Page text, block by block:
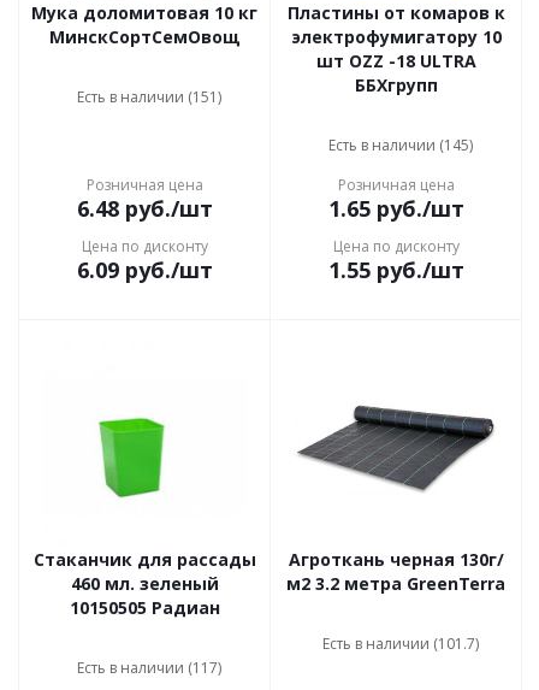
Мука доломитовая 10 кг
МинскСортСемОвощ
Есть в наличии (151)
Розничная цена
6.48руб./шт
Цена по дисконту
6.09руб./шт
Пластины от комаров к
электрофумигатору 10
шт OZZ -18 ULTRA
ББХгрупп
Есть в наличии (145)
Розничная цена
1.65руб./шт
Цена по дисконту
1.55руб./шт
Стаканчик для рассады
460 мл. зеленый
10150505 Радиан
Есть в наличии (117)
Агроткань черная 130г/
м2 3.2 метра GreenTerra
Есть в наличии (101.7)